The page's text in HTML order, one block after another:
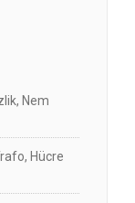
Nem
Hücre